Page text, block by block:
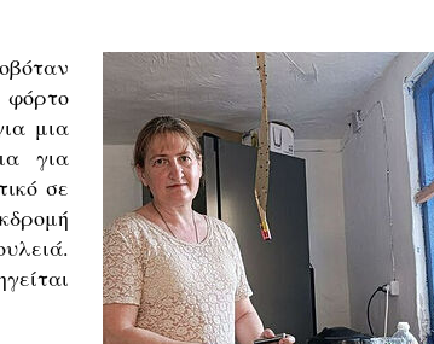
μια
για
σε